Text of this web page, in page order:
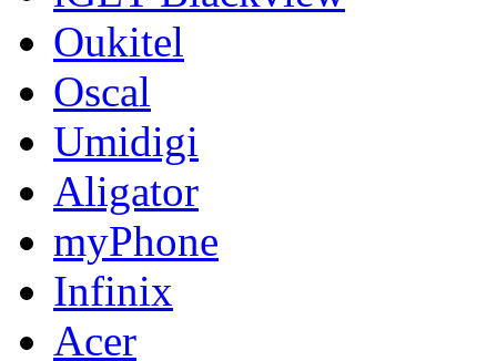
Oukitel
Oscal
Umidigi
Aligator
myPhone
Infinix
Acer